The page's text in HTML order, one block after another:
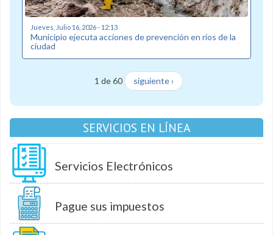
Jueves, Julio 16, 2026 - 12:13
Municipio ejecuta acciones de prevención en ríos de la
ciudad
1 de 60 siguiente ›
SERVICIOS EN LÍNEA
Servicios Electrónicos
Pague sus impuestos